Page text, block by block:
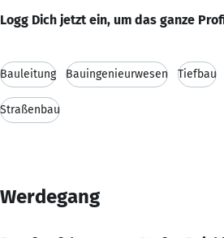
Logg Dich jetzt ein, um das ganze
Bauleitung Bauingenieurwesen Tiefbau
Straßenbau
Werdegang